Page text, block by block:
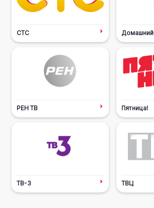
СТС Домашний
РЕН ТВ Пятница!
ТВ-3 ТВЦ